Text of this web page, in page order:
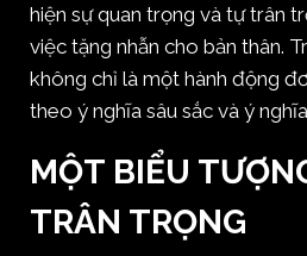
hiện sự quan trọng và tự trân
việc tặng nhẫn cho bản thân.
không chỉ là một hành động
theo ý nghĩa sâu sắc và ý
MỘT BIỂU
TRÂN TRỌNG